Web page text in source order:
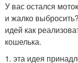
У вас остался
и жалко
идей как
кошелька.
1. эта идея